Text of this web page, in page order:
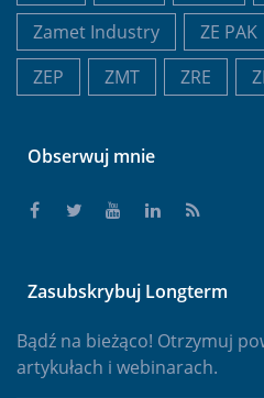
Zamet Industry
ZE PAK
ZEP
ZMT ZRE
Obserwuj mnie
Zasubskrybuj Longterm
Bądź na bieżąco! Otrzymuj
artykułach i webinarach.